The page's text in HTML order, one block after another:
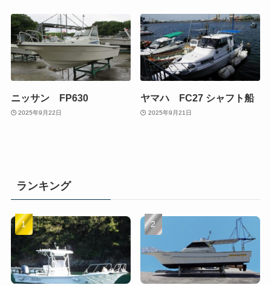
ニッサン FP630
2025年9月22日
ヤマハ FC27 シャフト船
2025年9月21日
ランキング